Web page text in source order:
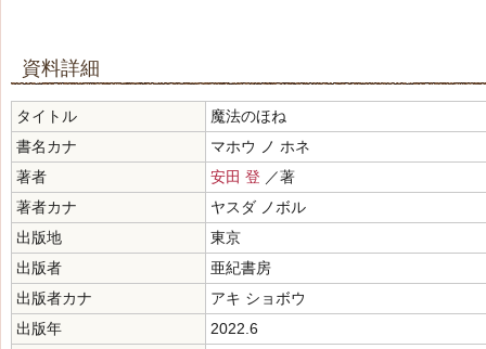
資料詳細
タイトル
魔法のほね
書名カナ
マホウ ノ ホネ
著者
安田 登 ／著
著者カナ
ヤスダ ノボル
出版地
東京
出版者
亜紀書房
出版者カナ
アキ ショボウ
出版年
2022.6